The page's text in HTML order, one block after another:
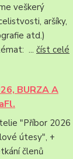
veškerý
aršíky,
atd.)
... číst celé
BURZA A
"Příbor 2026
útesy", +
členů